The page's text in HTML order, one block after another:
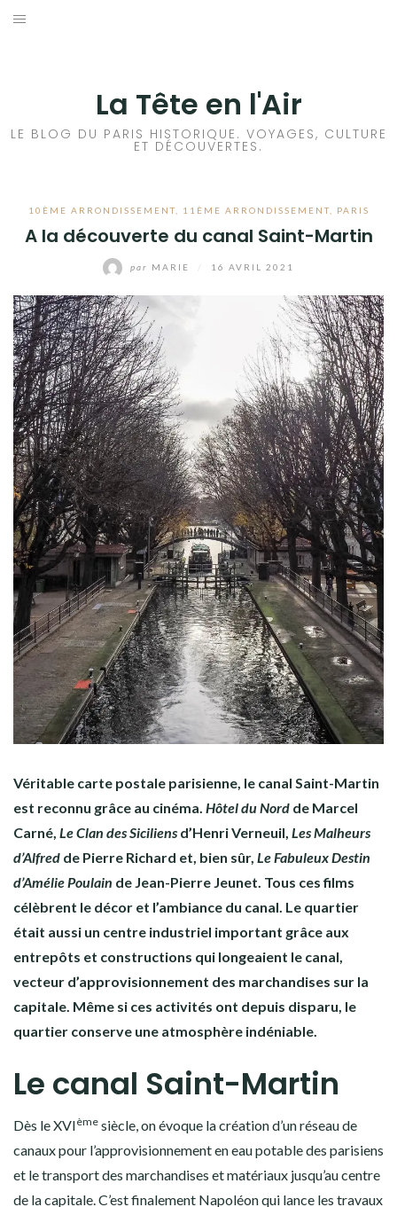
Aller
La Tête en l'Air
LE BLOG DU PARIS HISTORIQUE. VOYAGES, CULTURE
ET DÉCOUVERTES.
10ÈME ARRONDISSEMENT, 11ÈME ARRONDISSEMENT, PARIS
A la découverte du canal Saint-Martin
par MARIE 16 AVRIL 2021
Véritable carte postale parisienne, le canal Saint-Martin
est reconnu grâce au cinéma. Hôtel du Nord de Marcel
Carné, Le Clan des Siciliens d’Henri Verneuil, Les Malheurs
d’Alfred de Pierre Richard et, bien sûr, Le Fabuleux Destin
d’Amélie Poulain de Jean-Pierre Jeunet. Tous ces films
célèbrent le décor et l’ambiance du canal. Le quartier
était aussi un centre industriel important grâce aux
entrepôts et constructions qui longeaient le canal,
vecteur d’approvisionnement des marchandises sur la
capitale. Même si ces activités ont depuis disparu, le
quartier conserve une atmosphère indéniable.
Le canal Saint-Martin
Dès le XVIème siècle, on évoque la création d’un réseau de
canaux pour l’approvisionnement en eau potable des parisiens
et le transport des marchandises et matériaux jusqu’au centre
de la capitale. C’est finalement Napoléon qui lance les travaux
HISTOIRES EN ILE DE FRANCE